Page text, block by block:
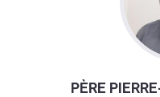
PÈRE